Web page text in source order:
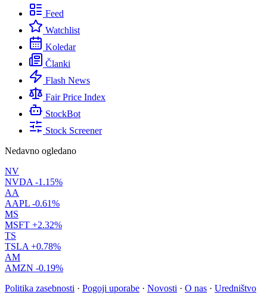
Feed
Watchlist
Koledar
Članki
Flash News
Fair Price Index
StockBot
Stock Screener
Nedavno ogledano
NV
NVDA -1.15%
AA
AAPL -0.61%
MS
MSFT +2.32%
TS
TSLA +0.78%
AM
AMZN -0.19%
Politika zasebnosti · Pogoji uporabe · Novosti · O nas · Uredništvo